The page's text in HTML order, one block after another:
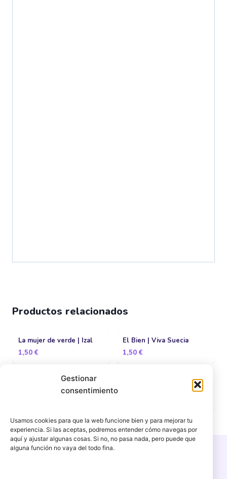
Gestionar
consentimiento
Usamos cookies para que la web funcione bien y para mejorar tu
experiencia. Si las aceptas, podremos entender cómo navegas por
aquí y ajustar algunas cosas. Si no, no pasa nada, pero puede que
alguna función no vaya del todo fina.
Productos relacionados
La mujer de verde | Izal
1,50 €
El Bien | Viva Suecia
1,50 €
Rincón Exquisito | Second
Eso que tu me das | Jarabe